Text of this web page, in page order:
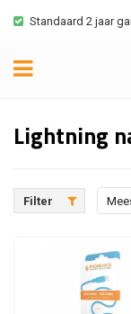
Standaard 2 jaar
Lightning
Filter